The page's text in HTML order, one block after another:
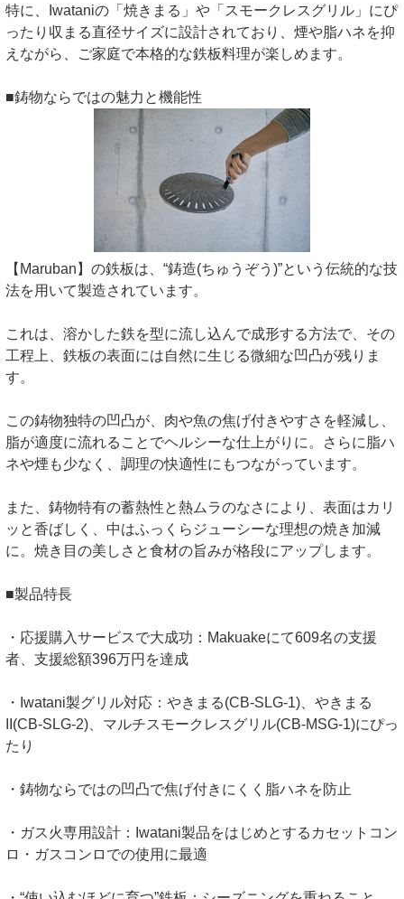
特に、Iwataniの「焼きまる」や「スモークレスグリル」にぴ
ったり収まる直径サイズに設計されており、煙や脂ハネを抑
えながら、ご家庭で本格的な鉄板料理が楽しめます。
■鋳物ならではの魅力と機能性
【Maruban】の鉄板は、“鋳造(ちゅうぞう)”という伝統的な技
法を用いて製造されています。
これは、溶かした鉄を型に流し込んで成形する方法で、その
工程上、鉄板の表面には自然に生じる微細な凹凸が残りま
す。
この鋳物独特の凹凸が、肉や魚の焦げ付きやすさを軽減し、
脂が適度に流れることでヘルシーな仕上がりに。さらに脂ハ
ネや煙も少なく、調理の快適性にもつながっています。
また、鋳物特有の蓄熱性と熱ムラのなさにより、表面はカリ
ッと香ばしく、中はふっくらジューシーな理想の焼き加減
に。焼き目の美しさと食材の旨みが格段にアップします。
■製品特長
・応援購入サービスで大成功：Makuakeにて609名の支援
者、支援総額396万円を達成
・Iwatani製グリル対応：やきまる(CB-SLG-1)、やきまる
II(CB-SLG-2)、マルチスモークレスグリル(CB-MSG-1)にぴっ
たり
・鋳物ならではの凹凸で焦げ付きにくく脂ハネを防止
・ガス火専用設計：Iwatani製品をはじめとするカセットコン
ロ・ガスコンロでの使用に最適